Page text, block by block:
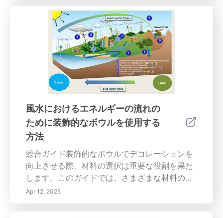
す。対照的に、火の要素からの赤やオレンジの
ような暖色は情熱をかき立て、リビングルーム
のような社交の場に最適です。色と気分の理解
色の選択は、美的魅力を高めるだけでなく、気
分や行動を形成する上で重要な役割を果たしま
す。研究によると、90秒以内に人々は主にその
空間の色に基づいて無意識の判断を下すことが
わかっています。ソフトな青や緑といった心を
和ます色は、落ち着きを育むため、寝室やリラ
クゼーションエリアに適しています。明るい色
はエネルギーを刺激し、キッチンやプレイルー
ムなど、活気のある空間に適しています。風水
における色彩理論の適用色彩理論は、異なる色
調がさまざまな感情や反応を引き起こす方法を
概説しています。これらの原則を理解すること
によって、住宅所有者は自分たちの生活空間を
風水におけるエネルギーの流れの
ために装飾的なボウルを使用する
方法
総合ガイド装飾的なボウルでデコレーションを
向上させる際、材料の選択は重要な役割を果た
します。このガイドでは、さまざまな材料の特
性を探り、風水にしたがってポジティブなエネ
ルギーの流れを促進しながら、美的なニーズに
Apr 12, 2025